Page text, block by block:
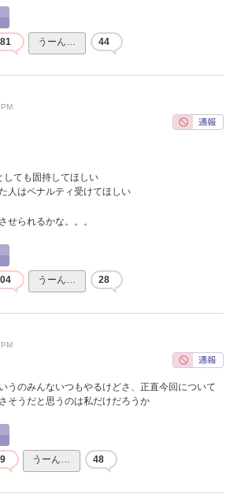
うーん… 44
しても固持してほしい
人はペナルティ受けてほしい
せられるかな。。。
うーん… 28
うのみんないつもやるけどさ、正直今回について
そうだと思うのは私だけだろうか
うーん… 48